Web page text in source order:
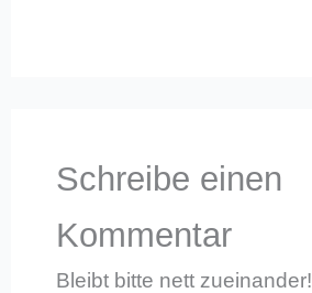
Schreibe einen
Kommentar
Bleibt bitte nett zueinander!